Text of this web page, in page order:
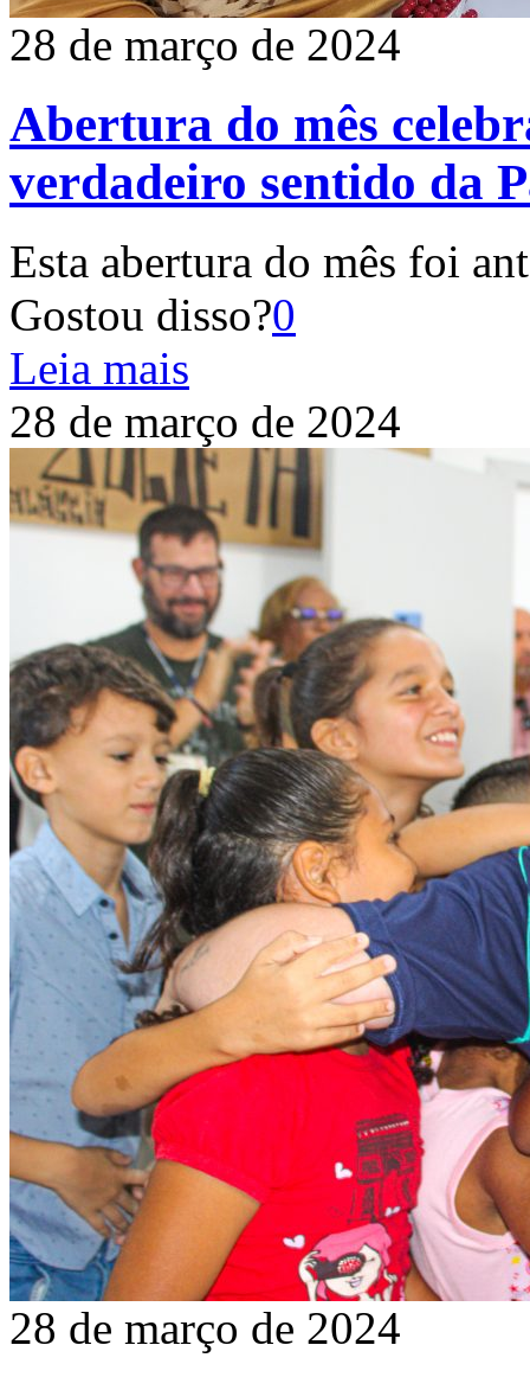
28 de março de 2024
Abertura do mês
verdadeiro sentido da
Esta abertura do mês foi
Gostou disso?0
Leia mais
28 de março de 2024
28 de março de 2024